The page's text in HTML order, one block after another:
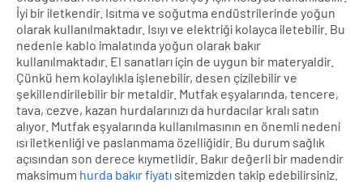
İyi bir iletkendir. Isıtma ve soğutma endüstrilerinde yoğun
olarak kullanılmaktadır. Isıyı ve elektriği kolayca iletebilir. Bu
nedenle kablo imalatında yoğun olarak bakır
kullanılmaktadır. El sanatları için de uygun bir materyaldir.
Çünkü hem kolaylıkla işlenebilir, desen çizilebilir ve
şekillendirilebilir bir metaldir. Mutfak eşyalarında, tencere,
tava, cezve, kazan hurdalarınızı da hurdacılar kralı satın
alıyor. Mutfak eşyalarında kullanılmasının en önemli nedeni
ısı iletkenliği ve paslanmama özelliğidir. Bu durum sağlık
açısından son derece kıymetlidir. Bakır değerli bir madendir
maksimum hurda bakır fiyatı sitemizden takip edebilirsiniz.